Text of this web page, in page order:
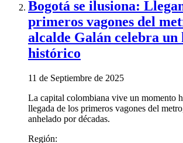
Bogotá se ilusiona:
primeros vagones del
alcalde Galán celebra un
histórico
11 de Septiembre de 2025
La capital colombiana vive un momento
llegada de los primeros vagones del
anhelado por décadas.
Región: